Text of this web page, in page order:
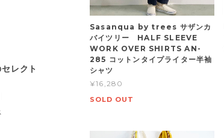
Sasanqua by trees サザンカ
バイツリー HALF SLEEVE
WORK OVER SHIRTS AN-
285 コットンタイプライター半袖
シャツ
¥16,280
SOLD OUT
レクト